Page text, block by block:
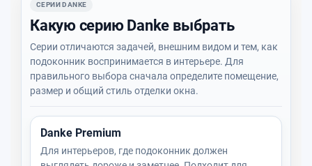
СЕРИИ DANKE
Какую серию Danke выбрать
Серии отличаются задачей, внешним видом и тем, как
подоконник воспринимается в интерьере. Для
правильного выбора сначала определите помещение,
размер и общий стиль отделки окна.
Danke Premium
Для интерьеров, где подоконник должен